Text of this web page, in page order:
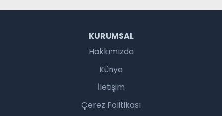
KURUMSAL
Hakkımızda
Künye
İletişim
Çerez Politikası